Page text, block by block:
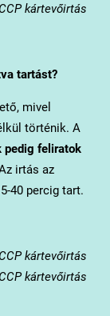
kártevőirtás
tartást?
mivel
történik. A
pedig feliratok
irtás az
40 percig tart.
kártevőirtás
kártevőirtás